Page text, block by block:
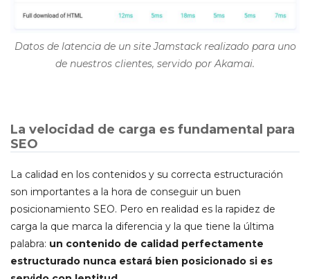
Datos de latencia de un site Jamstack realizado para uno
de nuestros clientes, servido por Akamai.
La velocidad de carga es fundamental para
SEO
La calidad en los contenidos y su correcta estructuración
son importantes a la hora de conseguir un buen
posicionamiento SEO. Pero en realidad es la rapidez de
carga la que marca la diferencia y la que tiene la última
palabra: un contenido de calidad perfectamente
estructurado nunca estará bien posicionado si es